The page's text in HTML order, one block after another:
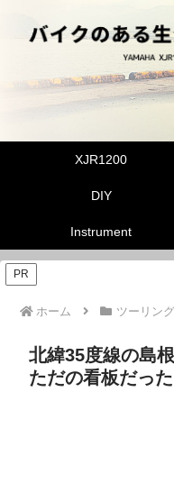
XJR1200
DIY
Instrument
PR
ホーム ツーリング
北緯35度線の島
ただの看板だった